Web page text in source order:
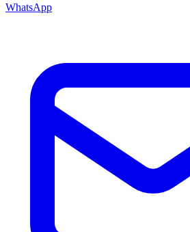
WhatsApp